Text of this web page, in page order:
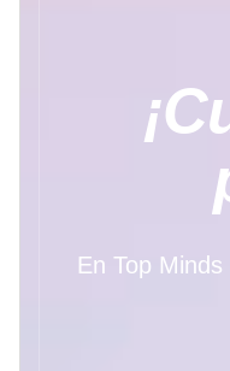
En Top